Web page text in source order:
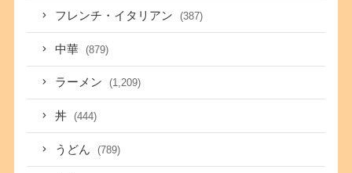
フレンチ・イタリアン (387)
中華 (879)
ラーメン (1,209)
丼 (444)
うどん (789)